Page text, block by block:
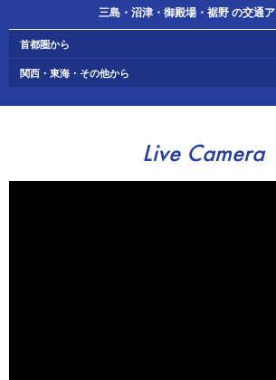
三島・沼津・御殿場・裾野 の交通
首都圏から
関西・東海・その他から
Live Camera